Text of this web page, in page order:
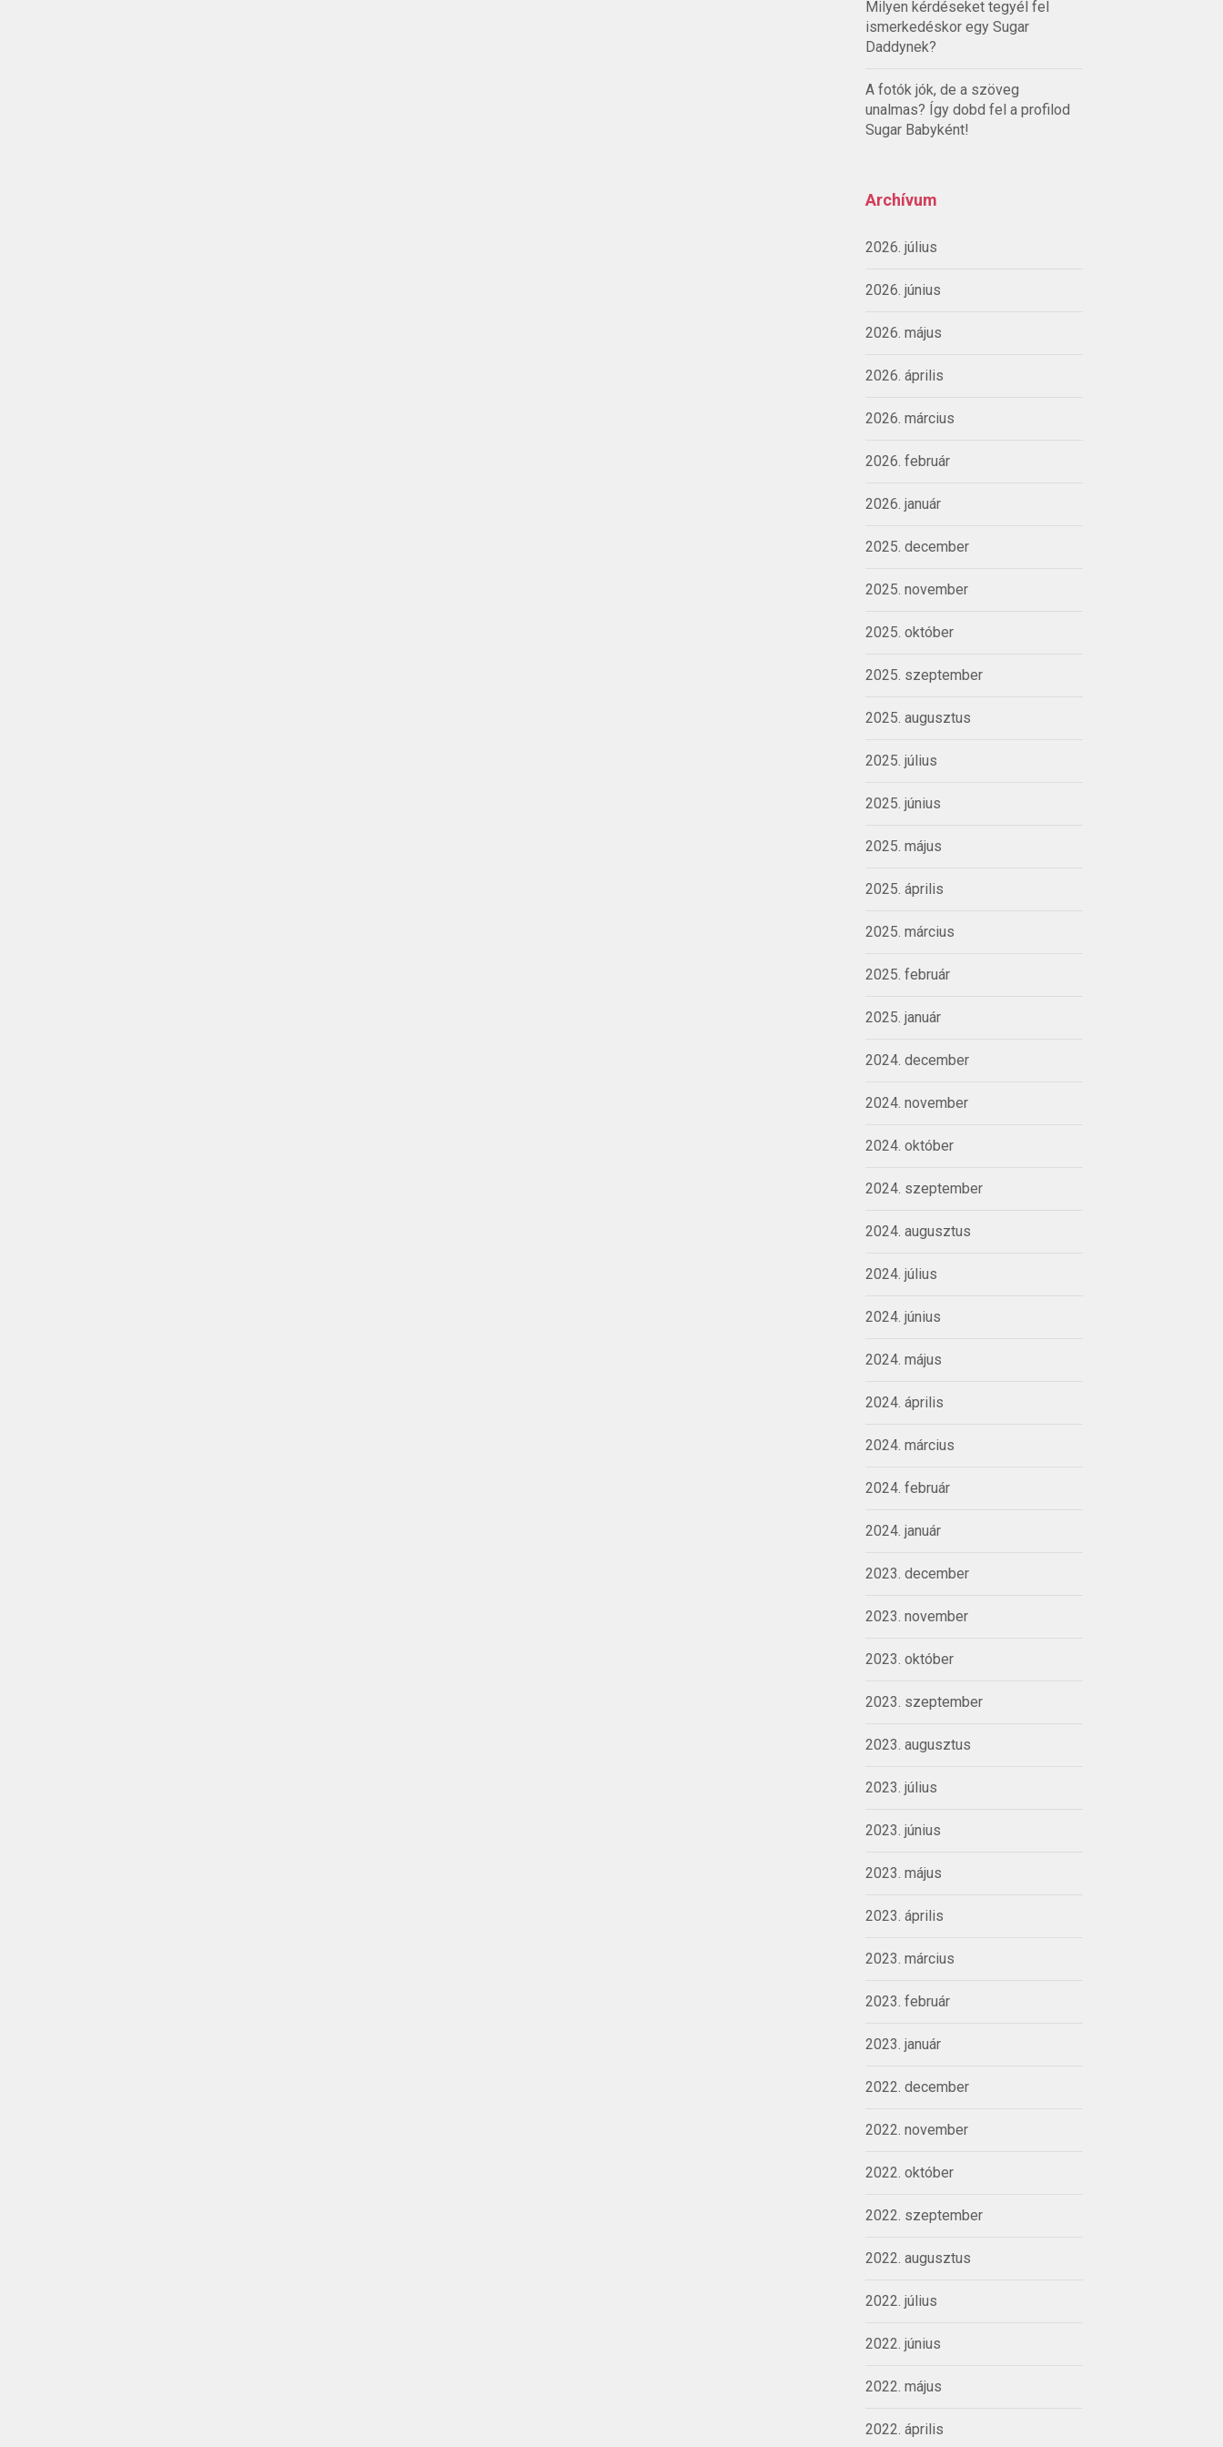
Milyen kérdéseket tegyél fel
ismerkedéskor egy Sugar
Daddynek?
A fotók jók, de a szöveg
unalmas? Így dobd fel a profilod
Sugar Babyként!
Archívum
2026. július
2026. június
2026. május
2026. április
2026. március
2026. február
2026. január
2025. december
2025. november
2025. október
2025. szeptember
2025. augusztus
2025. július
2025. június
2025. május
2025. április
2025. március
2025. február
2025. január
2024. december
2024. november
2024. október
2024. szeptember
2024. augusztus
2024. július
2024. június
2024. május
2024. április
2024. március
2024. február
2024. január
2023. december
2023. november
2023. október
2023. szeptember
2023. augusztus
2023. július
2023. június
2023. május
2023. április
2023. március
2023. február
2023. január
2022. december
2022. november
2022. október
2022. szeptember
2022. augusztus
2022. július
2022. június
2022. május
2022. április